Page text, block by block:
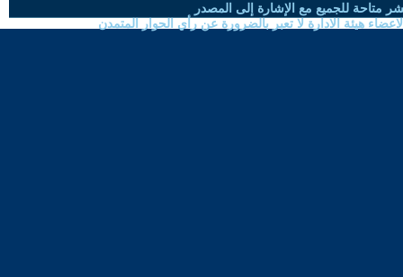
متاحة للجميع مع الإشارة إلى المصدر
هيئة الادارة لا تعبر بالضرورة عن رأي الحوار المتمدن